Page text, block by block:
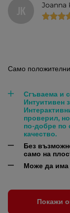
JK Joanna
Само положителни
Сгъваема и
Интуитивен
проверил,
по-добре по
качество.
Без
само на
Може да има
Покажи